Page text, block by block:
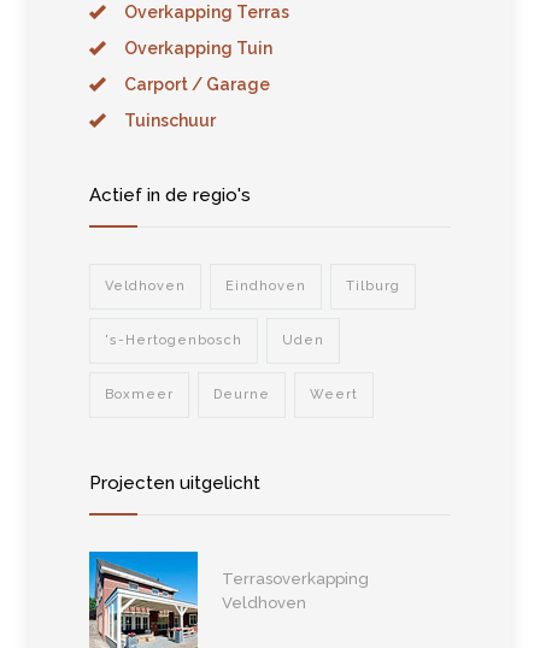
Overkapping Terras
Overkapping Tuin
Carport / Garage
Tuinschuur
Actief in de regio's
Veldhoven Eindhoven Tilburg
's-Hertogenbosch Uden
Boxmeer Deurne Weert
Projecten uitgelicht
Terrasoverkapping
Veldhoven